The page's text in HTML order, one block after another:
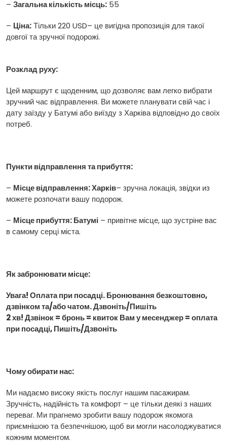
– Загальна кількість місць: 55
– Ціна:Тільки 220 USD– це вигідна пропозиція для такої
довгої та зручної подорожі.
Розклад руху:
Цей маршрут є щоденним, що дозволяє вам легко вибрати
зручний час відправлення. Ви можете планувати свій час і
дату заїзду у Батумі або виїзду з Харківа відповідно до своїх
потреб.
Пункти відправлення та прибуття:
– Місце відправлення: Харків– зручна локація, звідки из
можете розпочати вашу подорож.
– Місце прибуття: Батумі – привітне місце, що зустріне вас
в самому серці міста.
Як забронювати місце:
Увага! Оплата при посадці. Бронювання безкоштовно,
дзвінком та/або чатом. Дзвоніть/Пишіть
2 хв! Дзвінок = бронь = квиток Вам у месенджер = оплата
при посадці, Пишіть/Дзвоніть
Чому обирати нас:
Ми надаємо високу якість послуг нашим пасажирам.
Зручність, надійність та комфорт – це тільки деякі з наших
переваг. Ми прагнемо зробити вашу подорож якомога
приємнішою та безпечнішою, щоб ви могли насолоджуватися
кожним моментом.